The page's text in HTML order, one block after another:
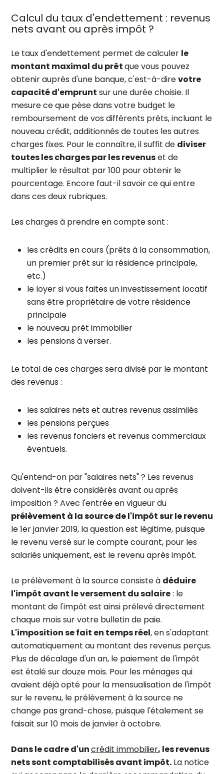
Calcul du taux d'endettement : revenus
nets avant ou après impôt ?
Le taux d'endettement permet de calculer le
montant maximal du prêtque vous pouvez
obtenir auprès d'une banque, c'est-à-direvotre
capacité d'emprunt sur une durée choisie. Il
mesure ce que pèse dans votre budget le
remboursement de vos différents prêts, incluant le
nouveau crédit, additionnés de toutes les autres
charges fixes. Pour le connaître, il suffit de diviser
toutes les charges par les revenuset de
multiplier le résultat par 100 pour obtenir le
pourcentage. Encore faut-il savoir ce qui entre
dans ces deux rubriques.
Les charges à prendre en compte sont :
les crédits en cours (prêts à la consommation,
un premier prêt sur la résidence principale,
etc.)
le loyer si vous faites un investissement locatif
sans être propriétaire de votre résidence
principale
le nouveau prêt immobilier
les pensions à verser.
Le total de ces charges sera divisé par le montant
des revenus :
les salaires nets et autres revenus assimilés
les pensions perçues
les revenus fonciers et revenus commerciaux
éventuels.
Qu'entend-on par "salaires nets" ? Les revenus
doivent-ils être considérés avant ou après
imposition ? Avec l'entrée en vigueur du
prélèvement à la source de l'impôt sur le revenu
le 1er janvier 2019, la question est légitime, puisque
le revenu versé sur le compte courant, pour les
salariés uniquement, est le revenu après impôt.
Le prélèvement à la source consiste à déduire
l'impôt avant le versement du salaire: le
montant de l'impôt est ainsi prélevé directement
chaque mois sur votre bulletin de paie.
L'imposition se fait en temps réel, en s'adaptant
automatiquement au montant des revenus perçus.
Plus de décalage d'un an, le paiement de l'impôt
est étalé sur douze mois. Pour les ménages qui
avaient déjà opté pour la mensualisation de l'impôt
sur le revenu, le prélèvement à la source ne
change pas grand-chose, puisque l'étalement se
faisait sur 10 mois de janvier à octobre.
Dans le cadre d'uncrédit immobilier, les revenus
nets sont comptabilisés avant impôt. La notice